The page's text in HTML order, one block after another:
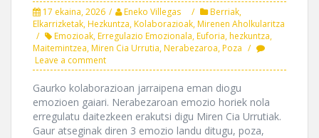
17 ekaina, 2026 Eneko Villegas Berriak,
Elkarrizketak,Hezkuntza,Kolaborazioak,Mirenen Aholkularitza
Emozioak,Erregulazio Emozionala,Euforia,hezkuntza,
Maitemintzea,Miren Cia Urrutia,Nerabezaroa,Poza
Leave a comment
Gaurko kolaborazioan jarraipena eman diogu
emozioen gaiari. Nerabezaroan emozio horiek nola
erregulatu daitezkeen erakutsi digu Miren Cia Urrutiak.
Gaur atseginak diren 3 emozio landu ditugu, poza,